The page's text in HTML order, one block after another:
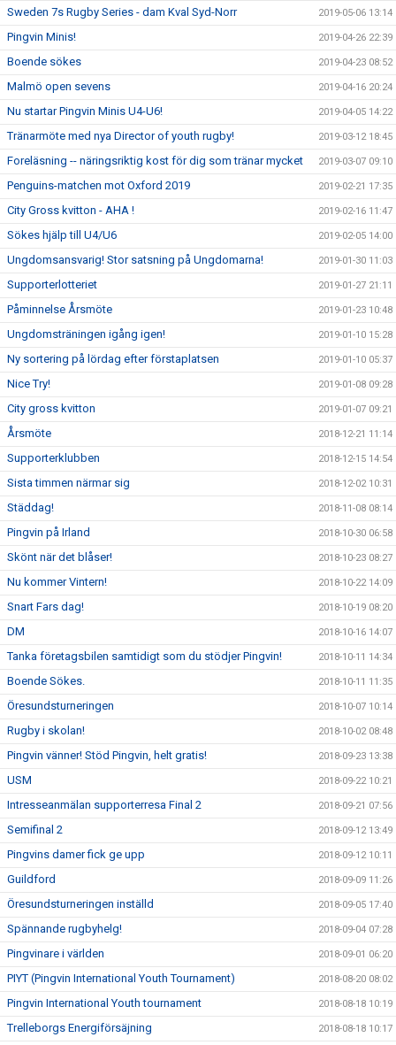
Sweden 7s Rugby Series - dam Kval Syd-Norr 2019-05-06 13:14
Pingvin Minis! 2019-04-26 22:39
Boende sökes 2019-04-23 08:52
Malmö open sevens 2019-04-16 20:24
Nu startar Pingvin Minis U4-U6! 2019-04-05 14:22
Tränarmöte med nya Director of youth rugby! 2019-03-12 18:45
Foreläsning -- näringsriktig kost för dig som tränar mycket 2019-03-07 09:10
Penguins-matchen mot Oxford 2019 2019-02-21 17:35
City Gross kvitton - AHA ! 2019-02-16 11:47
Sökes hjälp till U4/U6 2019-02-05 14:00
Ungdomsansvarig! Stor satsning på Ungdomarna! 2019-01-30 11:03
Supporterlotteriet 2019-01-27 21:11
Påminnelse Årsmöte 2019-01-23 10:48
Ungdomsträningen igång igen! 2019-01-10 15:28
Ny sortering på lördag efter förstaplatsen 2019-01-10 05:37
Nice Try! 2019-01-08 09:28
City gross kvitton 2019-01-07 09:21
Årsmöte 2018-12-21 11:14
Supporterklubben 2018-12-15 14:54
Sista timmen närmar sig 2018-12-02 10:31
Städdag! 2018-11-08 08:14
Pingvin på Irland 2018-10-30 06:58
Skönt när det blåser! 2018-10-23 08:27
Nu kommer Vintern! 2018-10-22 14:09
Snart Fars dag! 2018-10-19 08:20
DM 2018-10-16 14:07
Tanka företagsbilen samtidigt som du stödjer Pingvin! 2018-10-11 14:34
Boende Sökes. 2018-10-11 11:35
Öresundsturneringen 2018-10-07 10:14
Rugby i skolan! 2018-10-02 08:48
Pingvin vänner! Stöd Pingvin, helt gratis! 2018-09-23 13:38
USM 2018-09-22 10:21
Intresseanmälan supporterresa Final 2 2018-09-21 07:56
Semifinal 2 2018-09-12 13:49
Pingvins damer fick ge upp 2018-09-12 10:11
Guildford 2018-09-09 11:26
Öresundsturneringen inställd 2018-09-05 17:40
Spännande rugbyhelg! 2018-09-04 07:28
Pingvinare i världen 2018-09-01 06:20
PIYT (Pingvin International Youth Tournament) 2018-08-20 08:02
Pingvin International Youth tournament 2018-08-18 10:19
Trelleborgs Energiförsäjning 2018-08-18 10:17